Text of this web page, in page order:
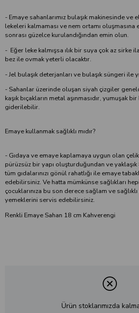
- Emaye sahanlarımız bulaşık makinesinde ve
lekeleri kalmaması ve nem ortamı oluşmasına
sonrası güzelce kurulandığından emin olun.
- Eğer leke kalmışsa ılık bir suya çok az sirke
bez ile ovmak yeterli olacaktır.
- Jel bulaşık deterjanları ve bulaşık süngeri ile
- Sahanlar üzerinde oluşan siyah çizgiler
kaşık bıçakların metal aşınmasıdır, yumuşak
giderilebilir.
Emaye kullanmak sağlıklı mıdır?
- Gıdaya ve emaye kaplamaya uygun olan
pürüzsüz bir yapı oluşturduğundan ve
tüm gıdalarınızı gönül rahatlığı ile emaye
edebilirsiniz. Ve hatta mümkünse sağlıkları
çocuklarınıza bu son derece sağlam ve
yemeklerini servis edebilirsiniz.
Renkli Emaye Sahan 18 cm Kahverengi
Ürün stoklarımızda